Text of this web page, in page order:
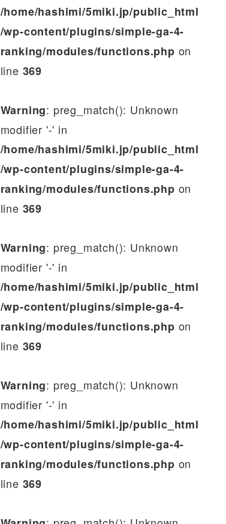
/home/hashimi/5miki.jp/public_html
/wp-content/plugins/simple-ga-4-
ranking/modules/functions.php on
line 369
Warning: preg_match(): Unknown
modifier '-' in
/home/hashimi/5miki.jp/public_html
/wp-content/plugins/simple-ga-4-
ranking/modules/functions.php on
line 369
Warning: preg_match(): Unknown
modifier '-' in
/home/hashimi/5miki.jp/public_html
/wp-content/plugins/simple-ga-4-
ranking/modules/functions.php on
line 369
Warning: preg_match(): Unknown
modifier '-' in
/home/hashimi/5miki.jp/public_html
/wp-content/plugins/simple-ga-4-
ranking/modules/functions.php on
line 369